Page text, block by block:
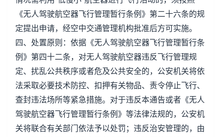
《无人驾驶航空器飞行管理暂行条例》第二十六条的规
定提出申请，经空中交通管理机构批准后方可实施。
四、处置原则：依据《无人驾驶航空器飞行管理暂行条
例》第四十二条，对无人驾驶航空器违反飞行管理规
定、扰乱公共秩序或者危及公共安全的，公安机关将依
法采取必要技术防控、扣押有关物品、责令停止飞行、
查封违法场所等紧急措施。对于违反本通告或者《无人
驾驶航空器飞行管理暂行条例》等法律法规的，公安机
关将联合有关部门依法予以处罚；违反治安管理的，由